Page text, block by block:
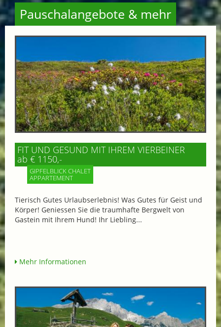
Pauschalangebote & mehr
FIT UND GESUND MIT IHREM VIERBEINER
ab € 1150,-
GIPFELBLICK CHALET
APPARTEMENT
Tierisch Gutes Urlaubserlebnis! Was Gutes für Geist und
Körper! Geniessen Sie die traumhafte Bergwelt von
Gastein mit Ihrem Hund! Ihr Liebling...
Mehr Informationen